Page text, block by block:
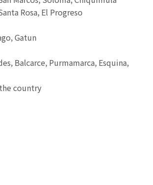
Rosa, El Progreso
Gatun
Balcarce, Purmamarca, Esquina,
country